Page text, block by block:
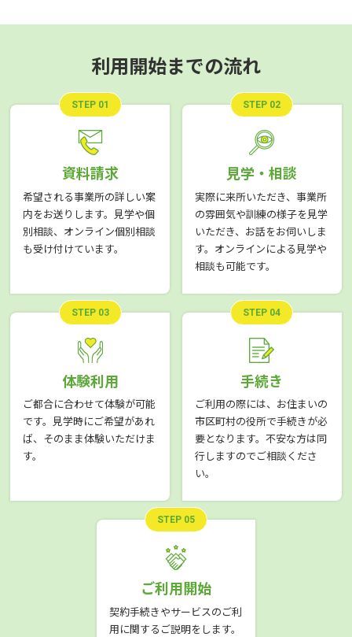
利用開始までの流れ
STEP 01
資料請求
希望される事業所の詳しい案
内をお送りします。見学や個
別相談、オンライン個別相談
も受け付けています。
STEP 02
見学・相談
実際に来所いただき、事業所
の雰囲気や訓練の様子を見学
いただき、お話をお伺いしま
す。オンラインによる見学や
相談も可能です。
STEP 03
体験利用
ご都合に合わせて体験が可能
です。見学時にご希望があれ
ば、そのまま体験いただけま
す。
STEP 04
手続き
ご利用の際には、お住まいの
市区町村の役所で手続きが必
要となります。不安な方は同
行しますのでご相談くださ
い。
STEP 05
ご利用開始
契約手続きやサービスのご利
用に関するご説明をします。